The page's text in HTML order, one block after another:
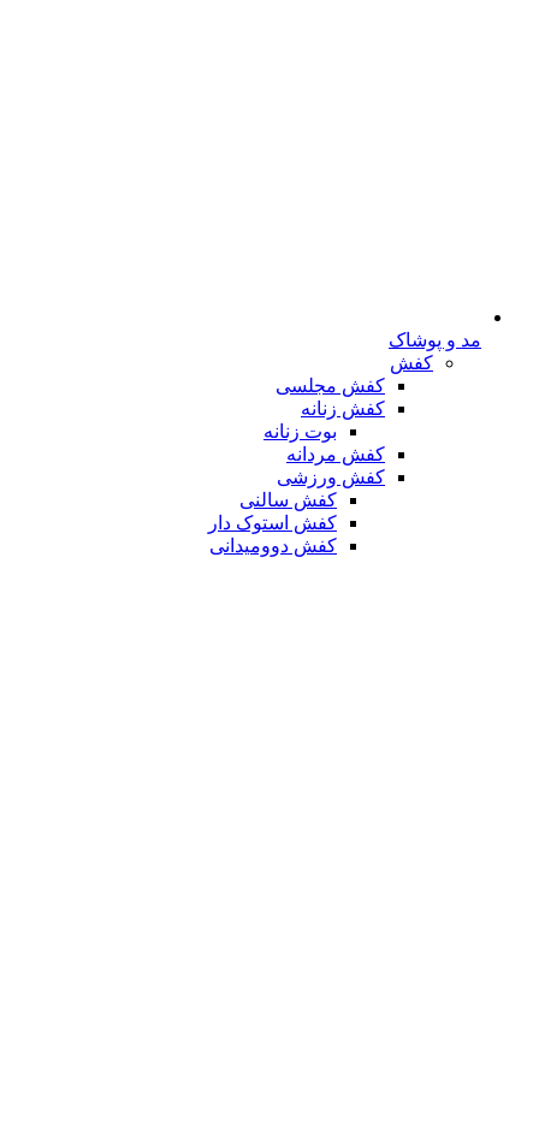
مد و پوشاک
کفش
کفش مجلسی
کفش زنانه
بوت زنانه
کفش مردانه
کفش ورزشی
کفش سالنی
کفش استوک دار
کفش دوومیدانی